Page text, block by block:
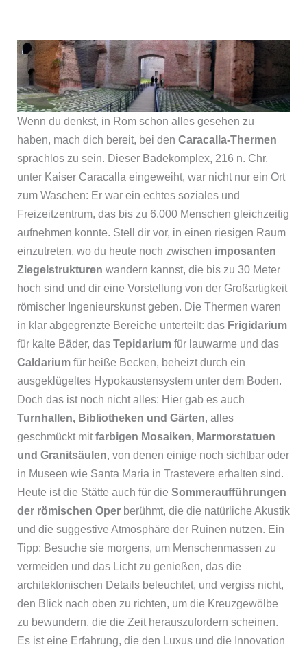
Wenn du denkst, in Rom schon alles gesehen zu
haben, mach dich bereit, bei den Caracalla-Thermen
sprachlos zu sein. Dieser Badekomplex, 216 n. Chr.
unter Kaiser Caracalla eingeweiht, war nicht nur ein Ort
zum Waschen: Er war ein echtes soziales und
Freizeitzentrum, das bis zu 6.000 Menschen gleichzeitig
aufnehmen konnte. Stell dir vor, in einen riesigen Raum
einzutreten, wo du heute noch zwischen imposanten
Ziegelstrukturen wandern kannst, die bis zu 30 Meter
hoch sind und dir eine Vorstellung von der Großartigkeit
römischer Ingenieurskunst geben. Die Thermen waren
in klar abgegrenzte Bereiche unterteilt: das Frigidarium
für kalte Bäder, das Tepidariumfür lauwarme und das
Caldariumfür heiße Becken, beheizt durch ein
ausgeklügeltes Hypokaustensystem unter dem Boden.
Doch das ist noch nicht alles: Hier gab es auch
Turnhallen, Bibliotheken und Gärten, alles
geschmückt mitfarbigen Mosaiken, Marmorstatuen
und Granitsäulen, von denen einige noch sichtbar oder
in Museen wie Santa Maria in Trastevere erhalten sind.
Heute ist die Stätte auch für die Sommeraufführungen
der römischen Operberühmt, die die natürliche Akustik
und die suggestive Atmosphäre der Ruinen nutzen. Ein
Tipp: Besuche sie morgens, um Menschenmassen zu
vermeiden und das Licht zu genießen, das die
architektonischen Details beleuchtet, und vergiss nicht,
den Blick nach oben zu richten, um die Kreuzgewölbe
zu bewundern, die die Zeit herauszufordern scheinen.
Es ist eine Erfahrung, die den Luxus und die Innovation